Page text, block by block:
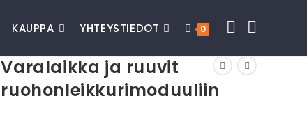
KAUPPA YHTEYSTIEDOT 0
Varalaikka ja ruuvit
ruohonleikkurimoduuliin